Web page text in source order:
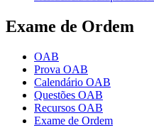
Exame de Ordem
OAB
Prova OAB
Calendário OAB
Questões OAB
Recursos OAB
Exame de Ordem